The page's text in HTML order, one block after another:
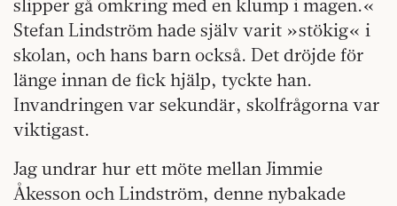
slipper gå omkring med en klump i magen.«
Stefan Lindström hade själv varit »stökig« i
skolan, och hans barn också. Det dröjde för
länge innan de fick hjälp, tyckte han.
Invandringen var sekundär, skolfrågorna var
viktigast.
Jag undrar hur ett möte mellan Jimmie
Åkesson och Lindström, denne nybakade